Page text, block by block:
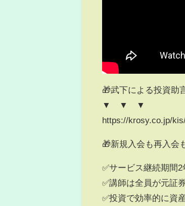
🎁武下による投資助
▼ ▼ ▼
https://krosy.co.jp/
🎁新規入会も再入会
✅サービス継続期間2
✅講師は全員が元証
✅投資で効率的に資